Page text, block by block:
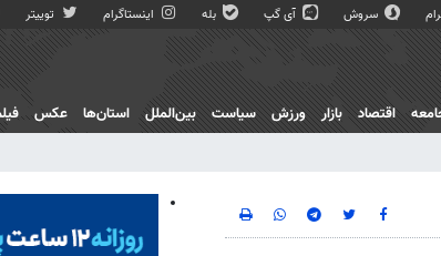
سروش آی گپ بله اینستاگرام توییتر
اقتصاد بازار ورزش سیاست بین‌الملل استان‌ها عکس